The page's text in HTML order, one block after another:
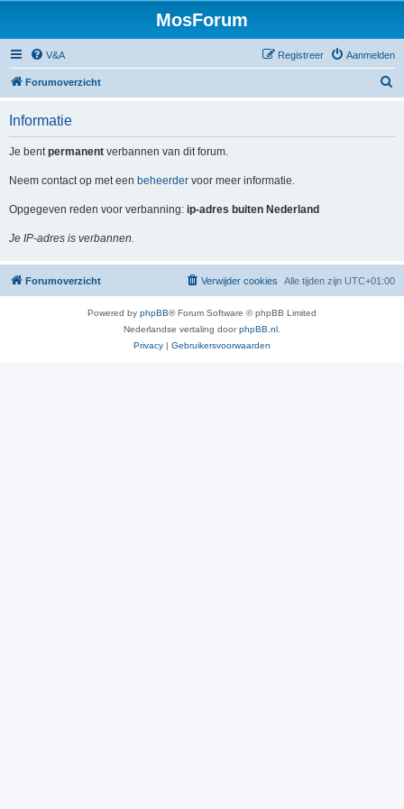
MosForum
V&A Aanmelden
Registreer
Forumoverzicht
Informatie
Je bentpermanent verbannen van dit forum.
Neem contact op met een beheerder voor meer informatie.
Opgegeven reden voor verbanning: ip-adres buiten Nederland
Je IP-adres is verbannen.
Forumoverzicht Alle tijden zijn UTC+01:00
Verwijder cookies
Powered by phpBB® Forum Software © phpBB Limited
Nederlandse vertaling doorphpBB.nl
Privacy | Gebruikersvoorwaarden